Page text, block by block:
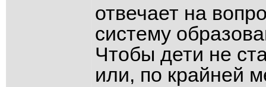
отвечает на
систему
Чтобы дети не
или, по крайней